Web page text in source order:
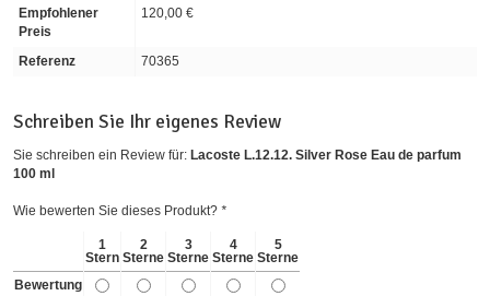
Empfohlener
Preis
120,00 €
Referenz 70365
Schreiben Sie Ihr eigenes Review
Sie schreiben ein Review für: Lacoste L.12.12. Silver Rose Eau de parfum
100 ml
Wie bewerten Sie dieses Produkt? *
1
Stern
2
Sterne
3
Sterne
4
Sterne
5
Sterne
Bewertung